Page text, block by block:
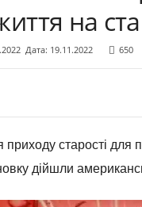
на
Дата: 19.11.2022 650
старості для
дійшли